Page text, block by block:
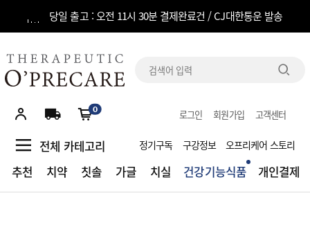
당일 출고 : 오전 11시 30분 결제완료건 / CJ대한통운 발송
로그인 회원가입 고객센터
0
전체 카테고리
추천
치약 칫솔 가글 치실 건강기능식품 개인결제
정기구독 구강정보 오프리케어 스토리
카테고리
추천
치약